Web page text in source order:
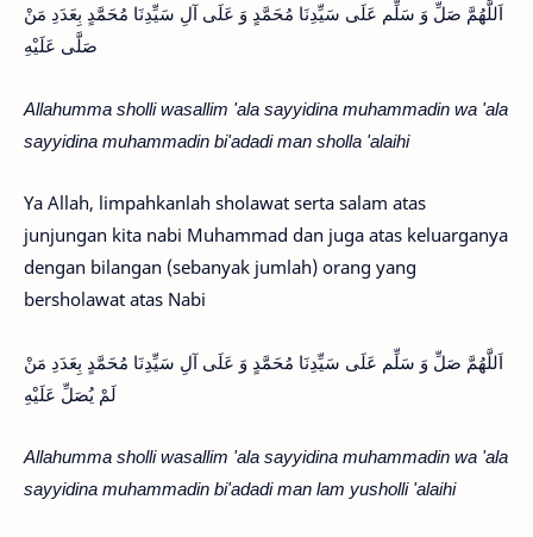
اَللَّهُمَّ صَلِّ وَ سَلِّم عَلَى سَيِّدِنَا مُحَمَّدٍ وَ عَلَى آلِ سَيِّدِنَا مُحَمَّدٍ بِعَدَدِ مَنْ
صَلَّى عَلَيْهِ
Allahumma sholli wasallim 'ala sayyidina muhammadin wa 'ala
sayyidina muhammadin bi'adadi man sholla 'alaihi
Ya Allah, limpahkanlah sholawat serta salam atas
junjungan kita nabi Muhammad dan juga atas keluarganya
dengan bilangan (sebanyak jumlah) orang yang
bersholawat atas Nabi
اَللَّهُمَّ صَلِّ وَ سَلِّم عَلَى سَيِّدِنَا مُحَمَّدٍ وَ عَلَى آلِ سَيِّدِنَا مُحَمَّدٍ بِعَدَدِ مَنْ
لَمْ يُصَلِّ عَلَيْهِ
Allahumma sholli wasallim 'ala sayyidina muhammadin wa 'ala
sayyidina muhammadin bi'adadi man lam yusholli 'alaihi